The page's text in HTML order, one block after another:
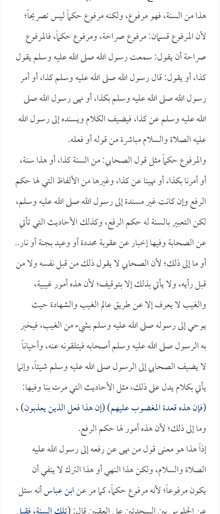
هذا من السنة، فهو مرفوع، ولكنه مرفوع حكماً ليس تصريحاً؛
لأن المرفوع قسمان: مرفوع صراحة، ومرفوع حكماً، فالمرفوع
صراحة أن يقول: سمعت رسول الله صلى الله عليه وسلم يقول
كذا، أو يقول: قال رسول الله صلى الله عليه وسلم كذا، أو أمر
رسول الله صلى الله عليه وسلم بكذا، أو نهى رسول الله صلى
الله عليه وسلم عن كذا، فيضيف الكلام ويسنده إلى رسول الله
عليه الصلاة والسلام مباشرة من قوله أو فعله.
والمرفوع حكماً مثل قول الصحابي: من السنة كذا، أو هذا سنة،
أو أمرنا بكذا، أو نهينا عن كذا، وغيرها من الألفاظ التي لها حكم
الرفع وإن كانت غير مسندة إلى رسول الله صلى الله عليه وسلم،
لكن التعبير بالسنة له حكم الرفع، وكذلك الأحاديث التي تأتي
عن الصحابة وفيها إخبار عن عقوبة محددة أو وعيد بجنة أو نار..
أو ما إلى ذلك؛ لأن الصحابي لا يقول ذلك من قبل نفسه ولا من
قبل رأيه، ولا يأتي بذلك إلا بتوقيف؛ لأن هذه أمور غيبية،
والغيب لا يعرف إلا عن طريق عالم الغيب والشهادة حيث
يوحي إلى رسوله صلى الله عليه وسلم بشيء من الغيب، فيخبر
به الرسول صلى الله عليه وسلم أصحابه فيتلقونه عنه، وأحياناً
لا يضيف الصحابي إلى الرسول صلى الله عليه وسلم شيئاً، وإنما
يأتي بكلام يدل على ذلك، مثل الأحاديث التي مرت بنا وفيها:
(فإن هذه قعدة المغضوب عليهم) (إن هذا فعل الذين يعذبون) ،
وما إلى ذلك؛ لأن هذه أمور لها حكم الرفع.
إذاً هذا هو معنى قول من نهى عن رفعه إلى رسول الله عليه
الصلاة والسلام، ولكن هذا النهي أو هذا الترك لا ينفي أن
يكون مرفوعاً؛ لأنه مرفوع حكماً، كما مر عنابن عباسأنه سئل